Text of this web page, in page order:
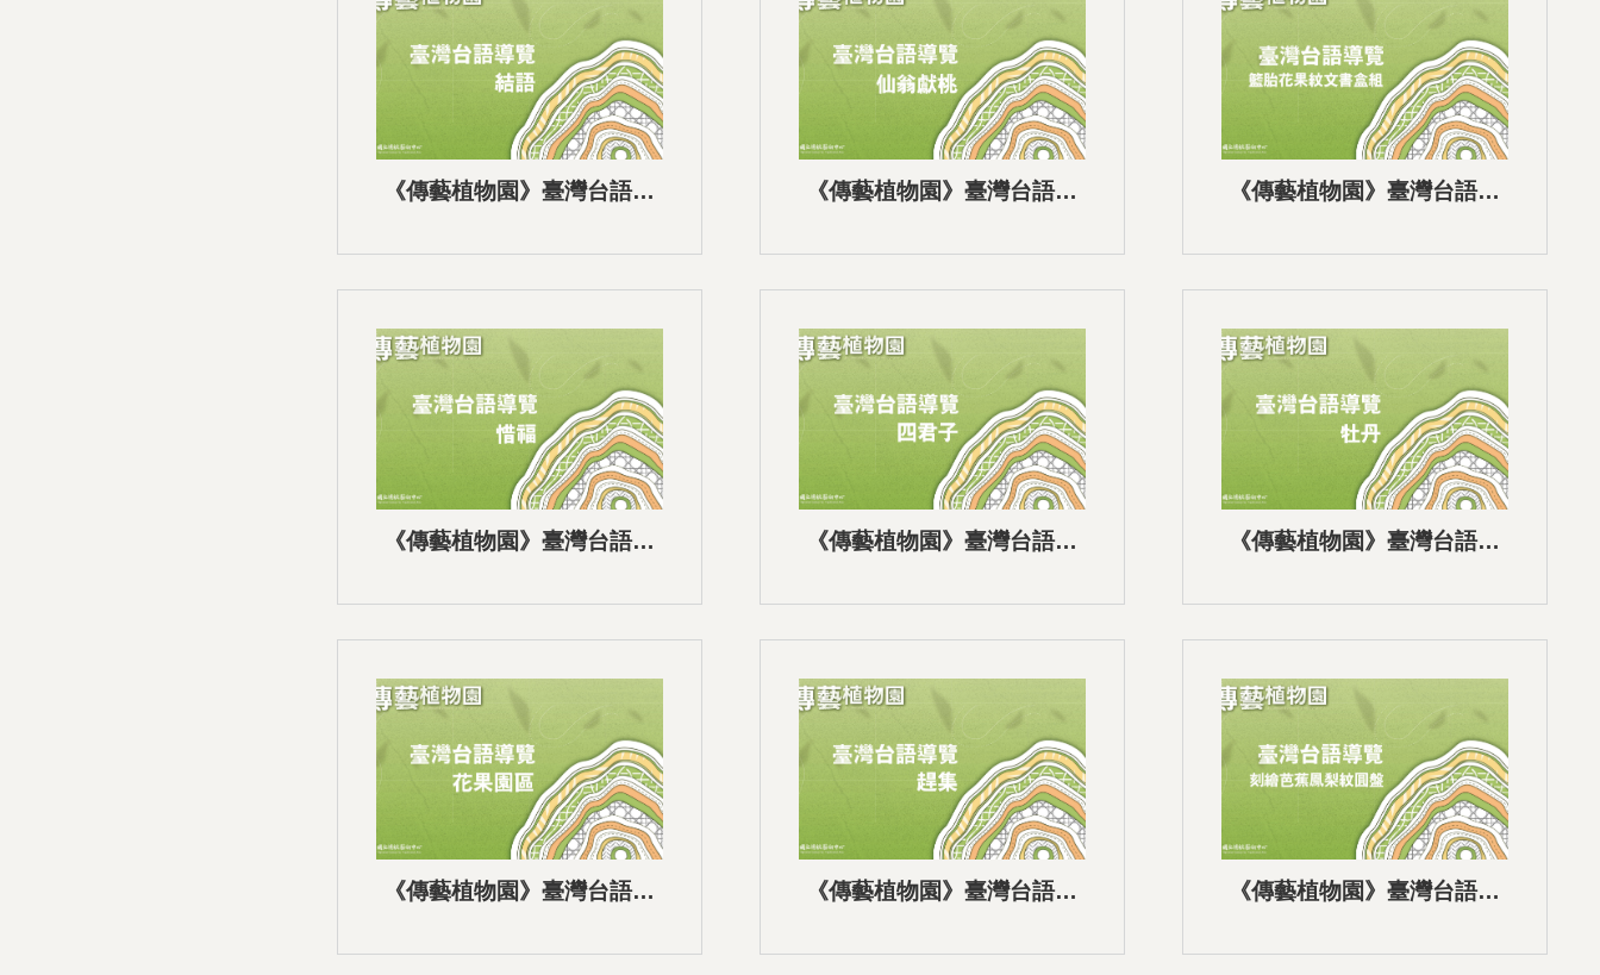
《傳藝植物園》臺灣台語語
《傳藝植物園》臺灣台語語
《傳藝植物園》臺灣台語語
組
《傳藝植物園》臺灣台語語
《傳藝植物園》臺灣台語語
《傳藝植物園》臺灣台語語
《傳藝植物園》臺灣台語語
《傳藝植物園》臺灣台語語
《傳藝植物園》臺灣台語語
盤